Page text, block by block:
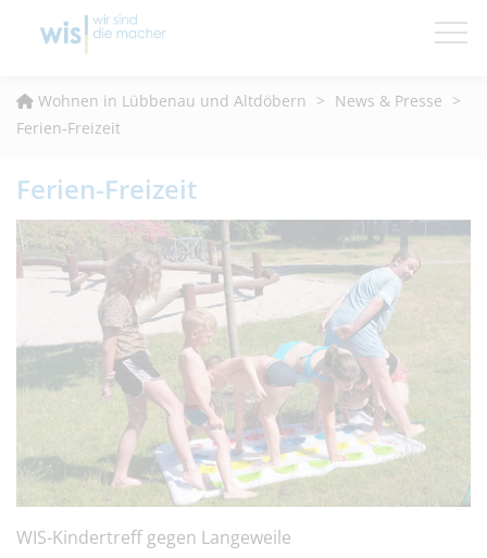
Wohnungsfinder
Wohnen & Leben
Service & Kontakt
Die WIS
Wohnen in Lübbenau und Altdöbern > News & Presse >
Ferien-Freizeit
Ferien-Freizeit
WIS-Kindertreff gegen Langeweile